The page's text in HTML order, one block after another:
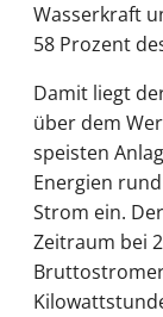
Wasserkraft
58 Prozent
Damit liegt
über dem
speisten
Energien
Strom ein.
Zeitraum bei